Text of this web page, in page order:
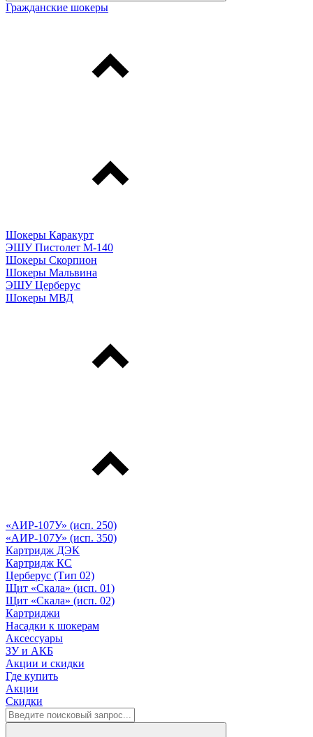
Гражданские шокеры
Шокеры Каракурт
ЭШУ Пистолет М-140
Шокеры Скорпион
Шокеры Мальвина
ЭШУ Церберус
Шокеры МВД
«АИР-107У» (исп. 250)
«АИР-107У» (исп. 350)
Картридж ДЭК
Картридж КС
Церберус (Тип 02)
Щит «Скала» (исп. 01)
Щит «Скала» (исп. 02)
Картриджи
Насадки к шокерам
Аксессуары
ЗУ и АКБ
Акции и скидки
Где купить
Акции
Скидки